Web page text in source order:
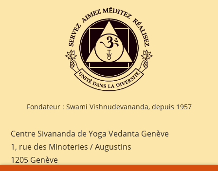
Fondateur : Swami Vishnudevananda, depuis 1957
Centre Sivananda de Yoga Vedanta Genève
1, rue des Minoteries / Augustins
1205 Genève